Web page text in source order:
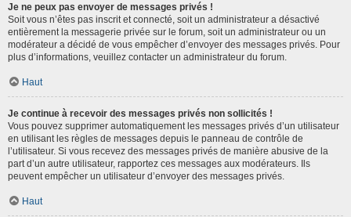
Je ne peux pas envoyer de messages privés !
Soit vous n’êtes pas inscrit et connecté, soit un administrateur a désactivé
entièrement la messagerie privée sur le forum, soit un administrateur ou un
modérateur a décidé de vous empêcher d’envoyer des messages privés. Pour
plus d’informations, veuillez contacter un administrateur du forum.
Haut
Je continue à recevoir des messages privés non sollicités !
Vous pouvez supprimer automatiquement les messages privés d’un utilisateur
en utilisant les règles de messages depuis le panneau de contrôle de
l’utilisateur. Si vous recevez des messages privés de manière abusive de la
part d’un autre utilisateur, rapportez ces messages aux modérateurs. Ils
peuvent empêcher un utilisateur d’envoyer des messages privés.
Haut